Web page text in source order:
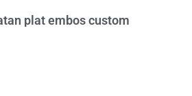
plat embos custom